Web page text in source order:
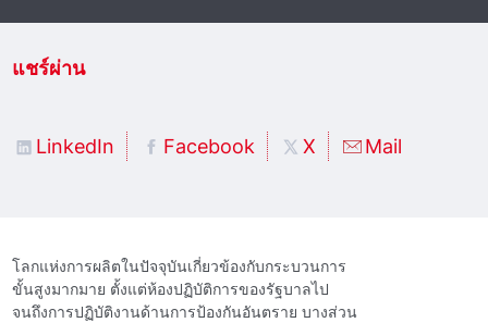
แชร์ผ่าน
LinkedIn Facebook X Mail
โลกแห่งการผลิตในปัจจุบันเกี่ยวข้องกับกระบวนการ
ขั้นสูงมากมาย ตั้งแต่ห้องปฏิบัติการของรัฐบาลไป
จนถึงการปฏิบัติงานด้านการป้องกันอันตราย บางส่วน